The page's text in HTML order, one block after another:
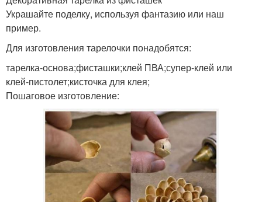
Украшайте поделку, используя фантазию или наш
пример.
Для изготовления тарелочки понадобятся:
тарелка-основа;фисташки;клей ПВА;супер-клей или
клей-пистолет;кисточка для клея;
Пошаговое изготовление: